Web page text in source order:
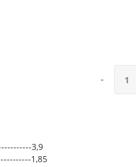
-
3,9
1,85